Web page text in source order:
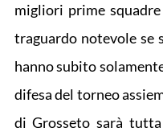
migliori prime
traguardo notevole se
hanno subito
difesa del torneo
di Grosseto sarà